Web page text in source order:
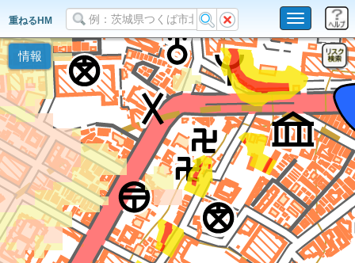
Toggle
navigation
重ねるHM
情報